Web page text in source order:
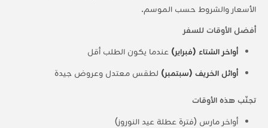
الأسعار والشروط حسب الموسم.
أفضل الأوقات للسفر
أواخر الشتاء (فبراير) عندما يكون الطلب أقل
أوائل الخريف (سبتمبر) لطقس معتدل وعروض جيدة
تجنّب هذه الأوقات
أواخر مارس (فترة عطلة عيد النوروز)